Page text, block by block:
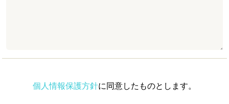
個人情報保護方針に同意したものとします。